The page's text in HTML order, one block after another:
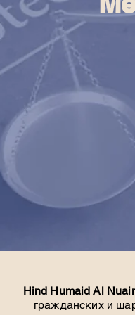
Hind Humaid Al
гражданских и